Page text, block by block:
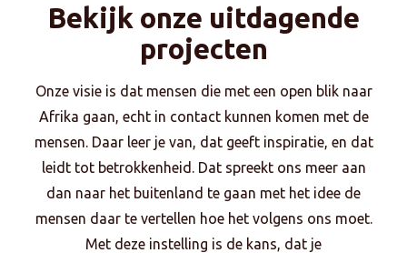
Bekijk onze uitdagende
projecten
Onze visie is dat mensen die met een open blik naar
Afrika gaan, echt in contact kunnen komen met de
mensen. Daar leer je van, dat geeft inspiratie, en dat
leidt tot betrokkenheid. Dat spreekt ons meer aan
dan naar het buitenland te gaan met het idee de
mensen daar te vertellen hoe het volgens ons moet.
Met deze instelling is de kans, dat je